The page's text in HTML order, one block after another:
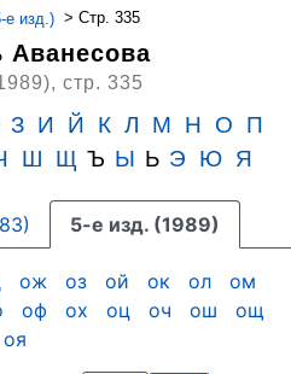
е изд.) > Стр. 335
Аванесова
стр. 335
З И Й К Л М Н О
П
Ш Щ Ъ Ы Ь Э Ю Я
5-е изд. (1989)
ож оз ой ок ол
ом
оф ох оц оч ош
ощ
оя